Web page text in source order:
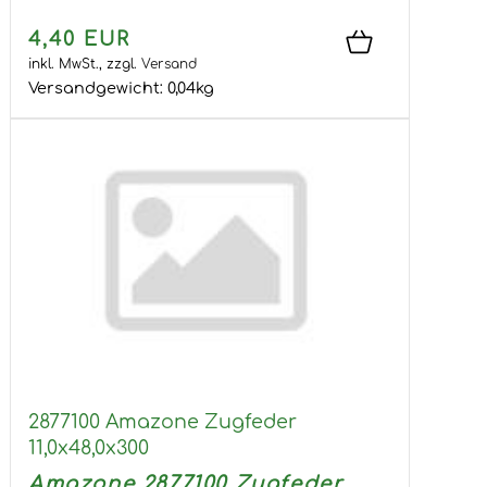
4,40 EUR
inkl. MwSt., zzgl. Versand
Versandgewicht: 0,04kg
2877100 Amazone Zugfeder
11,0x48,0x300